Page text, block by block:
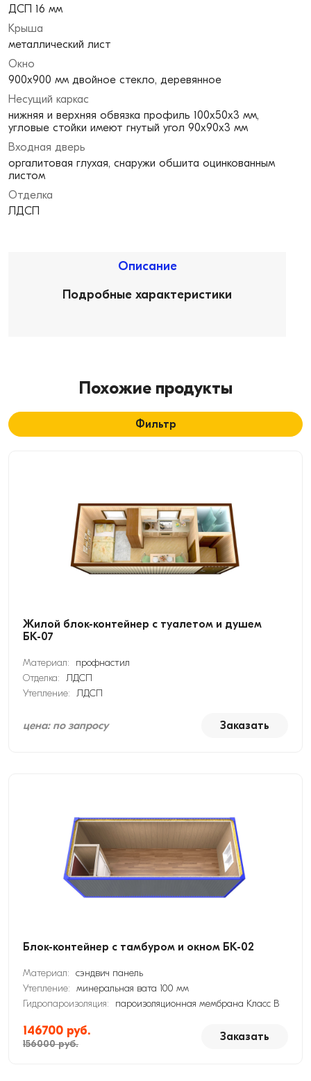
ДСП 16 мм
Крыша
металлический лист
Окно
900х900 мм двойное стекло, деревянное
Несущий каркас
нижняя и верхняя обвязка профиль 100х50х3 мм,
угловые стойки имеют гнутый угол 90х90х3 мм
Входная дверь
оргалитовая глухая, снаружи обшита оцинкованным
листом
Отделка
ЛДСП
Описание
Подробные характеристики
Похожие продукты
Фильтр
Жилой блок-контейнер с туалетом и душем
БК-07
Материал:
профнастил
Отделка: ЛДСП
Утепление: ЛДСП
цена: по запросу Заказать
Блок-контейнер с тамбуром и окном БК-02
Материал: сэндвич панель
Утепление: минеральная вата 100 мм
Гидропароизоляция:
пароизоляционная мембрана Класс В
146700 руб.
156000 руб.
Заказать